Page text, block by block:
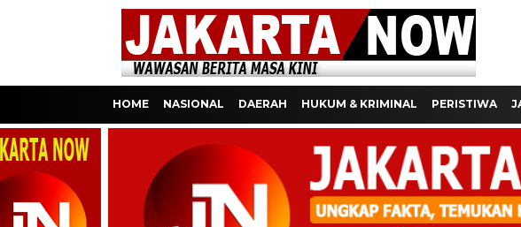
HOME NASIONAL DAERAH HUKUM & KRIMINAL PERISTIWA